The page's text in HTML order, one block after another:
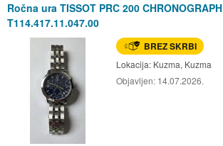
Ročna ura TISSOT PRC 200 CHRONOGRAPH
T114.417.11.047.00
BREZ SKRBI
Lokacija: Kuzma, Kuzma
Objavljen: 14.07.2026.